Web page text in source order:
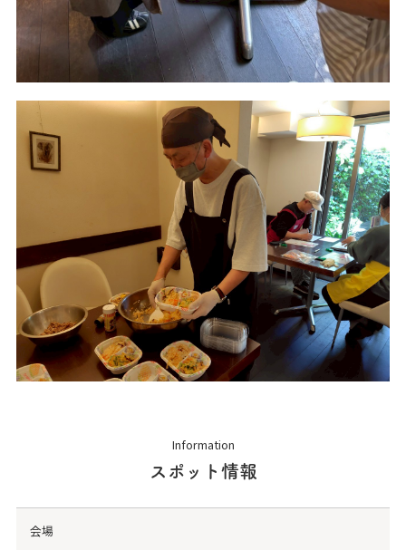
Information
スポット情報
会場